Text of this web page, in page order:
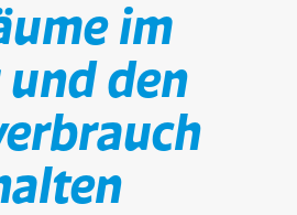
im
den